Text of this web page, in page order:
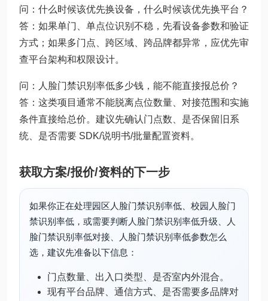
问：什么时候该优先换设备，什么时候该优先换平台？
答：如果单门、单点位识别不稳，先看设备参数和验证
方式；如果多门点、跨区域、跨品牌都异常，应优先审
查平台架构和权限设计。
问：人脸门禁识别率低多少钱，能不能直接报总价？
答：这类项目通常不能脱离点位数量、对接范围和实施
条件直接给总价。建议先确认门点数、是否保留旧系
统、是否需要 SDK/说明书/批量配置资料。
获取方案/报价/资料的下一步
如果你正在处理园区人脸门禁识别率低、校园人脸门
禁识别率低，或需要判断人脸门禁识别率低升级、人
脸门禁识别率低对接、人脸门禁识别率低参数怎么
选，建议先准备以下信息：
门点数量、出入口类型、是否室内外混合。
现有平台品牌、通信方式、是否需要多品牌对